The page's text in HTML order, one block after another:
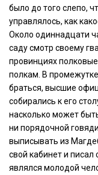
было до того слепо,
управлялось, как
Около одиннадцати
саду смотр своему
провинциях
полкам. В
браться, высшие
собирались к его
насколько может
ни порядочной
выписывать из
свой кабинет и писал
являлся молодой